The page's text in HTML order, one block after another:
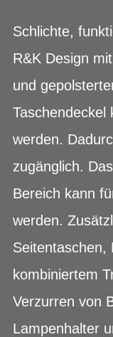
Schlichte,
R&K Design
und
Taschendeckel
werden.
zugänglich.
Bereich kann
werden.
Seitentaschen,
kombiniertem
Verzurren von
Lampenhalter